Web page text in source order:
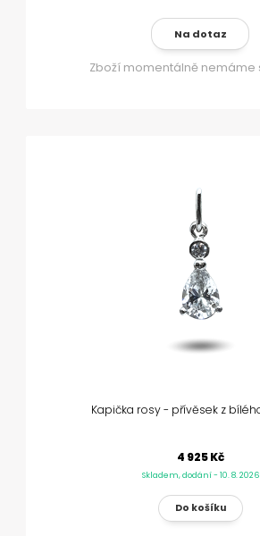
Na dotaz
Zboží momentálně nemáme
Kapička rosy - přívěsek z
4 925 Kč
Skladem, dodání - 10. 8. 2026